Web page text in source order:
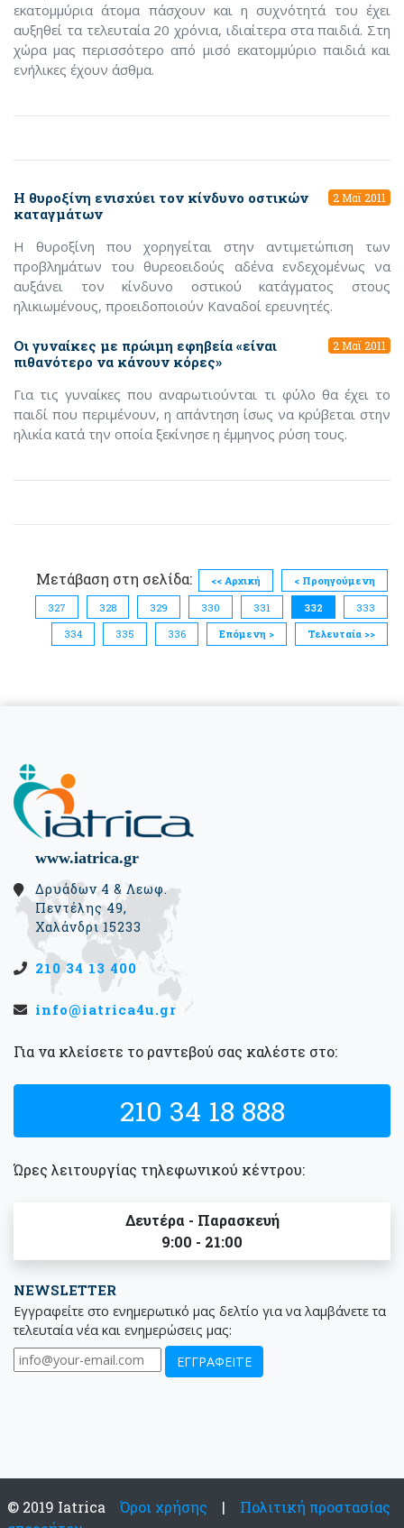
εκατομμύρια άτοµα πάσχουν και η συχνότητά του έχει
αυξηθεί τα τελευταία 20 χρόνια, ιδιαίτερα στα παιδιά. Στη
χώρα μας περισσότερο από μισό εκατομμύριο παιδιά και
ενήλικες έχουν άσθµα.
Η θυροξίνη ενισχύει τον κίνδυνο οστικών
καταγμάτων
2 Μαϊ 2011
Η θυροξίνη που χορηγείται στην αντιμετώπιση των
προβλημάτων του θυρεοειδούς αδένα ενδεχομένως να
αυξάνει τον κίνδυνο οστικού κατάγματος στους
ηλικιωμένους, προειδοποιούν Καναδοί ερευνητές.
Οι γυναίκες με πρώιμη εφηβεία «είναι
πιθανότερο να κάνουν κόρες»
2 Μαϊ 2011
Για τις γυναίκες που αναρωτιούνται τι φύλο θα έχει το
παιδί που περιμένουν, η απάντηση ίσως να κρύβεται στην
ηλικία κατά την οποία ξεκίνησε η έμμηνος ρύση τους.
Μετάβαση στη σελίδα: << Αρχική
< Προηγούμενη
327
328 329 330 331 332
333
334
335 336 Επόμενη > Τελευταία >>
www.iatrica.gr
Δρυάδων 4 & Λεωφ.
Πεντέλης 49,
Χαλάνδρι 15233
210 34 13 400
info@iatrica4u.gr
Για να κλείσετε το ραντεβού σας καλέστε στο:
210 34 18 888
Ώρες λειτουργίας τηλεφωνικού κέντρου:
Δευτέρα - Παρασκευή
9:00 - 21:00
NEWSLETTER
Εγγραφείτε στο ενημερωτικό μας δελτίο για να λαμβάνετε τα
τελευταία νέα και ενημερώσεις μας:
© 2019 Iatrica Όροι χρήσης |
Πολιτική προστασίας